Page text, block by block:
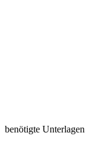
benötigte Unterlagen